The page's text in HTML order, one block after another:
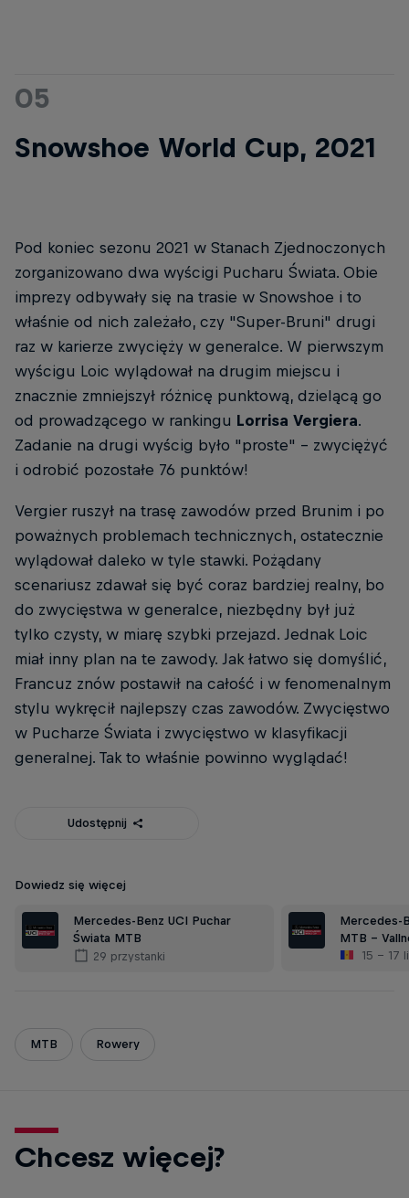
05
Snowshoe World Cup, 2021
Pod koniec sezonu 2021 w Stanach Zjednoczonych
zorganizowano dwa wyścigi Pucharu Świata. Obie
imprezy odbywały się na trasie w Snowshoe i to
właśnie od nich zależało, czy "Super-Bruni" drugi
raz w karierze zwycięży w generalce. W pierwszym
wyścigu Loic wylądował na drugim miejscu i
znacznie zmniejszył różnicę punktową, dzielącą go
od prowadzącego w rankingu Lorrisa Vergiera.
Zadanie na drugi wyścig było "proste" - zwyciężyć
i odrobić pozostałe 76 punktów!
Vergier ruszył na trasę zawodów przed Brunim i po
poważnych problemach technicznych, ostatecznie
wylądował daleko w tyle stawki. Pożądany
scenariusz zdawał się być coraz bardziej realny, bo
do zwycięstwa w generalce, niezbędny był już
tylko czysty, w miarę szybki przejazd. Jednak Loic
miał inny plan na te zawody. Jak łatwo się domyślić,
Francuz znów postawił na całość i w fenomenalnym
stylu wykręcił najlepszy czas zawodów. Zwycięstwo
w Pucharze Świata i zwycięstwo w klasyfikacji
generalnej. Tak to właśnie powinno wyglądać!
Udostępnij
Dowiedz się więcej
Mercedes-Benz UCI Puchar
Świata MTB
29 przystanki
Mercedes-
MTB -
15 – 17
MTB Rowery
Chcesz więcej?